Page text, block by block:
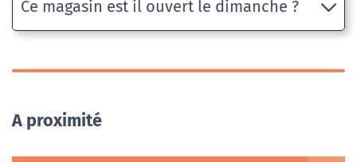
Ce magasin est il ouvert le dimanche ?
A proximité